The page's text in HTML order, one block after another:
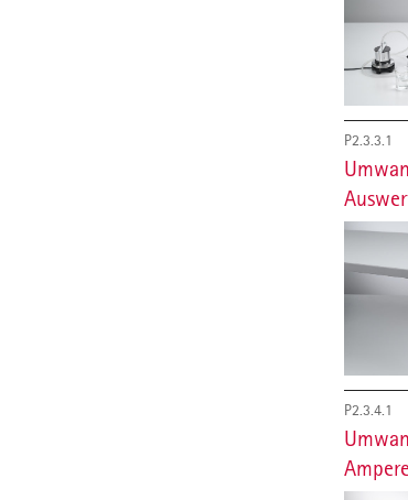
P2.3.3.1
P2.3.4.1